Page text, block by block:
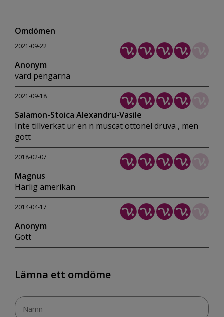
Omdömen
2021-09-22
Anonym
värd pengarna
2021-09-18
Salamon-Stoica Alexandru-Vasile
Inte tillverkat ur en n muscat ottonel druva , men
gott
2018-02-07
Magnus
Härlig amerikan
2014-04-17
Anonym
Gott
Lämna ett omdöme